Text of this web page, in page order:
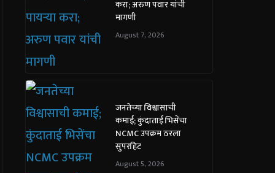
करा; अरुण पवार यांची
मागणी
August 7, 2026
जनतेच्या विश्वासाची
कमाई; कुंदाताई भिसेंचा
NCMC उपक्रम ठरला
सुपरहिट
August 5, 2026